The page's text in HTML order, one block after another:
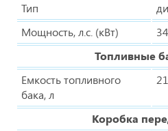
Тип
Мощность, л.с. (кВт)
Топливные
Емкость топливного
бака, л
Коробка